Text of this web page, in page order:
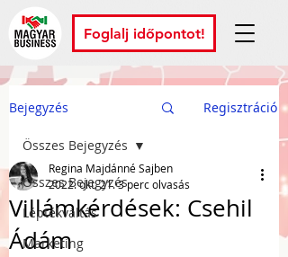
Foglalj időpontot!
Bejegyzés Regisztráció
Összes Bejegyzés
Léptékváltás
Marketing
Összes Bejegyzés
Villámkérdések: Csehil
Ádám
Regina Majdánné Sajben
2022. okt. 21.3 perc olvasás